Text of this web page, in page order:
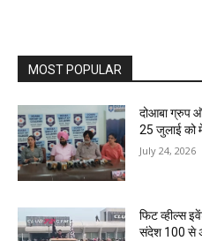
MOST POPULAR
दोआबा ग्रुप
25 जुलाई को
July 24, 2026
फिट व्हील्स
संदेश 100 से